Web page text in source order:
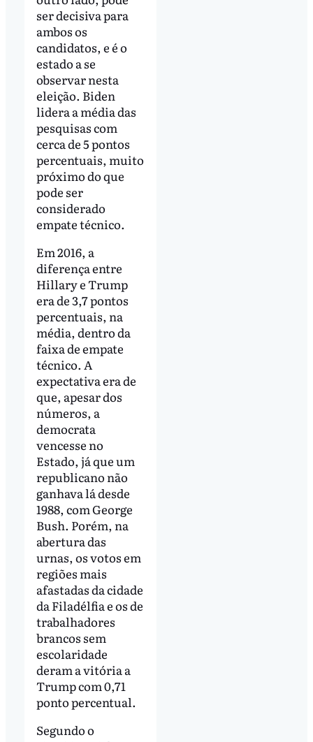
ser decisiva para
ambos os
candidatos, e é o
estado a se
observar nesta
eleição. Biden
lidera a média das
pesquisas com
cerca de 5 pontos
percentuais, muito
próximo do que
pode ser
considerado
empate técnico.
Em 2016, a
diferença entre
Hillary e Trump
era de 3,7 pontos
percentuais, na
média, dentro da
faixa de empate
técnico. A
expectativa era de
que, apesar dos
números, a
democrata
vencesse no
Estado, já que um
republicano não
ganhava lá desde
1988, com George
Bush. Porém, na
abertura das
urnas, os votos em
regiões mais
afastadas da cidade
da Filadélfia e os de
trabalhadores
brancos sem
escolaridade
deram a vitória a
Trump com 0,71
ponto percentual.
Segundo o